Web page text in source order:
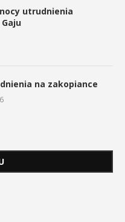
utrudnienia
na zakopiance